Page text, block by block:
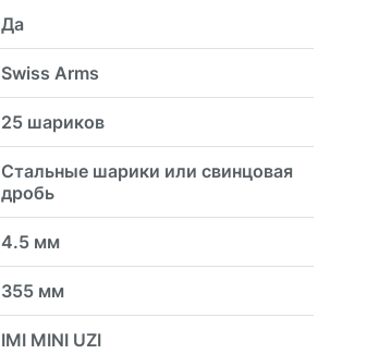
Да
Swiss Arms
25 шариков
Стальные шарики или свинцовая
дробь
4.5 мм
355 мм
IMI MINI UZI